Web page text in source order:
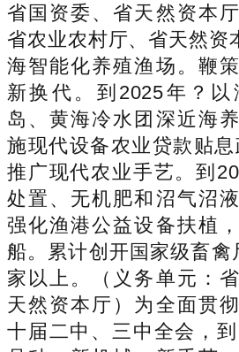
省国资委、省天然资本
省农业农村厅、省天然资
海智能化养殖渔场。鞭
新换代。到2025年？
岛、黄海冷水团深近海
施现代设备农业贷款贴
推广现代农业手艺。到
处置、无机肥和沼气沼
强化渔港公益设备扶植
船。累计创开国家级畜禽
家以上。（义务单元：
天然资本厅）为全面贯
十届二中、三中全会，